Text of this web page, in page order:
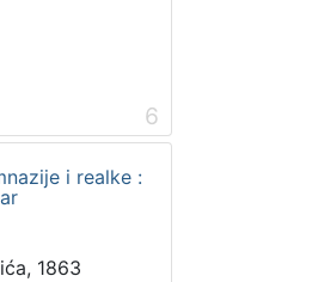
6
i realke :
1863